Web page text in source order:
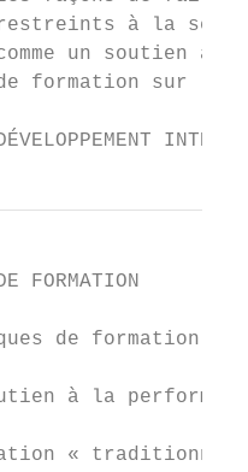
à la
un soutien à
formation sur les
DE FORMATION
de formation
à la
«